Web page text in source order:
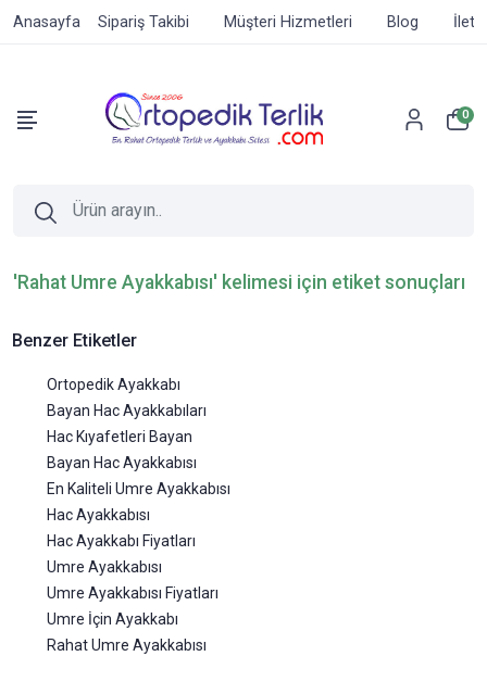
Anasayfa Sipariş Takibi Müşteri Hizmetleri Blog
0
'Rahat Umre Ayakkabısı' kelimesi için etiket sonuçları
Benzer Etiketler
Ortopedik Ayakkabı
Bayan Hac Ayakkabıları
Hac Kıyafetleri Bayan
Bayan Hac Ayakkabısı
En Kaliteli Umre Ayakkabısı
Hac Ayakkabısı
Hac Ayakkabı Fiyatları
Umre Ayakkabısı
Umre Ayakkabısı Fiyatları
Umre İçin Ayakkabı
Rahat Umre Ayakkabısı